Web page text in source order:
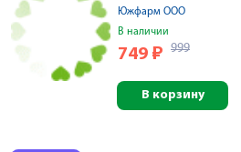
Южфарм ООО
В наличии
749 ₽ 999
В корзину